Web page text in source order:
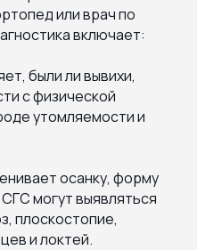
или врач по
включает:
были ли вывихи,
с физической
утомляемости и
осанку, форму
могут выявляться
плоскостопие,
и локтей.